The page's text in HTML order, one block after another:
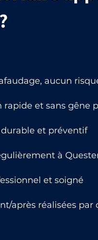
aucun
rapide et sans gêne
et préventif
à
et soigné
après réalisées par